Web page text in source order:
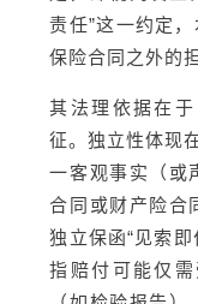
责任”这一约定
保险合同之外的
其法理依据在
征。独立性体现
一客观事实（或
合同或财产险合
独立保函“见索即
指赔付可能仅